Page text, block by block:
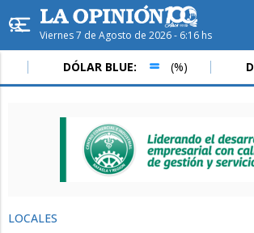
Viernes 7 de Agosto de 2026 - 6:16 hs
Hoy enRafaela
Mín /
Presión
DÓLAR BLUE: (%)
LOCALES